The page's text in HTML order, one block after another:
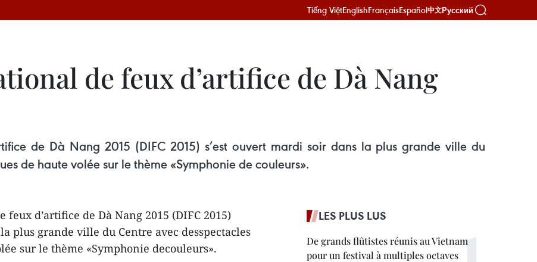
Tiếng ViệtEnglishFrançaisEspañol中文Русский
de feux d’artifice de Dà Nang
de Dà Nang 2015 (DIFC 2015) s’est ouvert mardi soir dans la plus grande ville du
de haute volée sur le thème «Symphonie de couleurs».
d’artifice de Dà Nang 2015 (DIFC 2015)
plus grande ville du Centre avec desspectacles
sur le thème «Symphonie decouleurs».
LES PLUS LUS
De grands flûtistes réunis au Vietnam
pour un festival à multiples octaves